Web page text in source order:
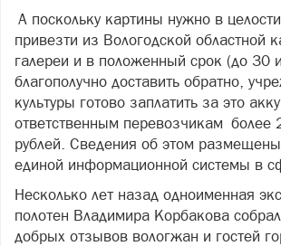
А поскольку картины нужно в
привезти из Вологодской областной
галереи и в положенный срок (до 30
благополучно доставить обратно,
культуры готово заплатить за это
ответственным перевозчикам более
рублей. Сведения об этом
единой информационной системы в
Несколько лет назад одноименная
полотен Владимира Корбакова
добрых отзывов вологжан и гостей